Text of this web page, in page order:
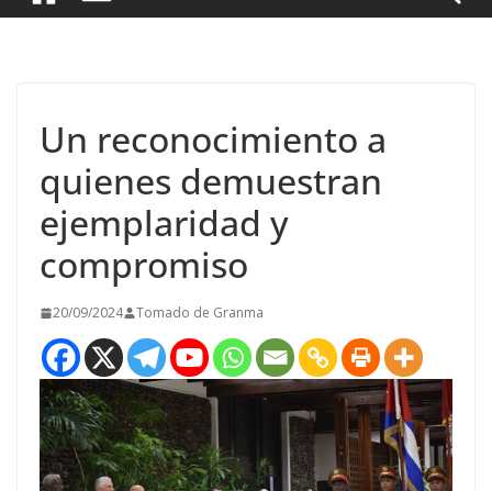
Un reconocimiento a
quienes demuestran
ejemplaridad y
compromiso
20/09/2024 Tomado de Granma